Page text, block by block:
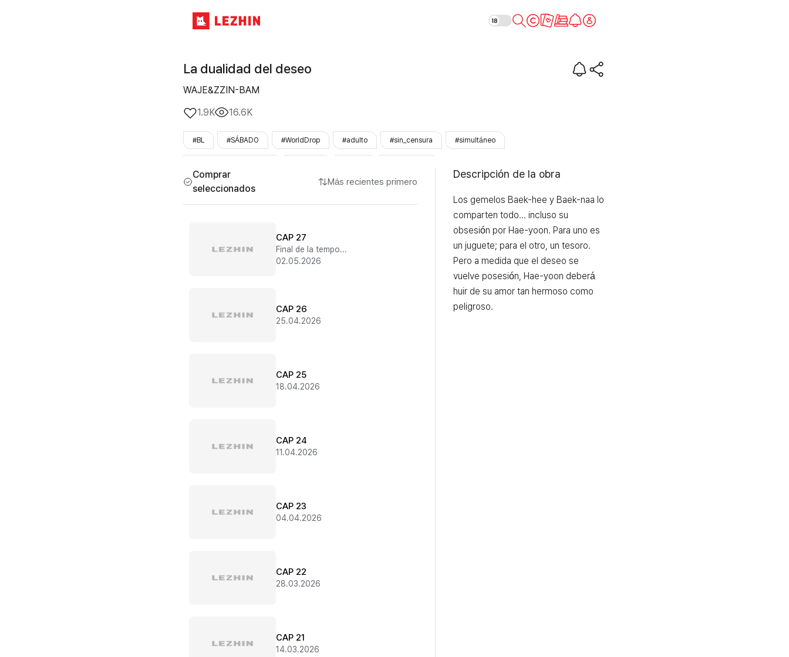
La dualidad del deseo
La dualidad del deseo
WAJE&ZZIN-BAM
1.9K
16.6K
#BL #SÁBADO #WorldDrop #adulto #sin_censura #simultáneo
Comprar
seleccionados
Más recientes primero
CAP 27
Final de la temporada 1
02.05.2026
CAP 26
25.04.2026
CAP 25
18.04.2026
CAP 24
11.04.2026
CAP 23
04.04.2026
CAP 22
28.03.2026
CAP 21
14.03.2026
Descripción de la obra
Los gemelos Baek-hee y Baek-naa lo
comparten todo… incluso su
obsesión por Hae-yoon. Para uno es
un juguete; para el otro, un tesoro.
Pero a medida que el deseo se
vuelve posesión, Hae-yoon deberá
huir de su amor tan hermoso como
peligroso.